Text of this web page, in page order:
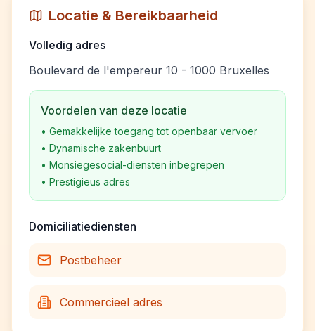
Locatie & Bereikbaarheid
Volledig adres
Boulevard de l'empereur 10 - 1000 Bruxelles
Voordelen van deze locatie
• Gemakkelijke toegang tot openbaar vervoer
• Dynamische zakenbuurt
• Monsiegesocial-diensten inbegrepen
• Prestigieus adres
Domiciliatiediensten
Postbeheer
Commercieel adres